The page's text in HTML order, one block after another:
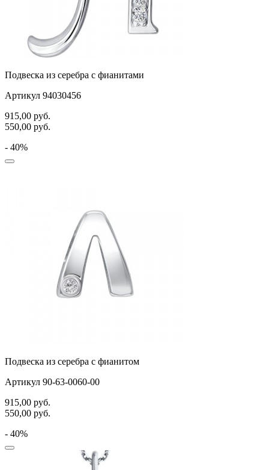
Подвеска из серебра с фианитами
Артикул 94030456
915,00 руб.
550,00 руб.
- 40%
Подвеска из серебра с фианитом
Артикул 90-63-0060-00
915,00 руб.
550,00 руб.
- 40%